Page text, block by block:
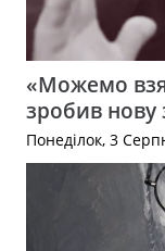
«Можемо
зробив нову
Понеділок, 3